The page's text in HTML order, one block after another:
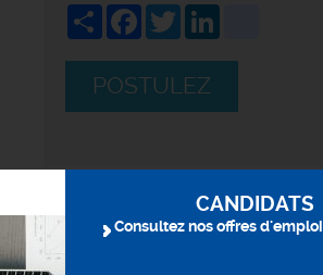
ShareFacebook
Twitter
POSTULEZ
CANDIDATS
Consultez nos offres d'emploi